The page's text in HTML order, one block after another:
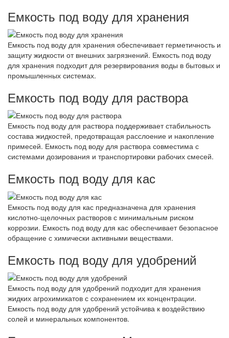
Емкость под воду для хранения
Емкость под воду для хранения обеспечивает герметичность и
защиту жидкости от внешних загрязнений. Емкость под воду
для хранения подходит для резервирования воды в бытовых и
промышленных системах.
Емкость под воду для раствора
Емкость под воду для раствора поддерживает стабильность
состава жидкостей, предотвращая расслоение и накопление
примесей. Емкость под воду для раствора совместима с
системами дозирования и транспортировки рабочих смесей.
Емкость под воду для кас
Емкость под воду для кас предназначена для хранения
кислотно-щелочных растворов с минимальным риском
коррозии. Емкость под воду для кас обеспечивает безопасное
обращение с химически активными веществами.
Емкость под воду для удобрений
Емкость под воду для удобрений подходит для хранения
жидких агрохимикатов с сохранением их концентрации.
Емкость под воду для удобрений устойчива к воздействию
солей и минеральных компонентов.